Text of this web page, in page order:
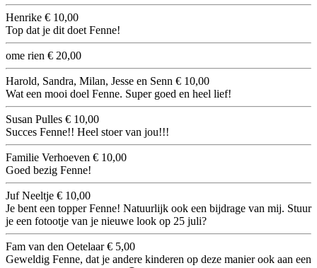
Henrike € 10,00
Top dat je dit doet Fenne!
ome rien € 20,00
Harold, Sandra, Milan, Jesse en Senn € 10,00
Wat een mooi doel Fenne. Super goed en heel lief!
Susan Pulles € 10,00
Succes Fenne!! Heel stoer van jou!!!
Familie Verhoeven € 10,00
Goed bezig Fenne!
Juf Neeltje € 10,00
Je bent een topper Fenne! Natuurlijk ook een bijdrage van mij. Stuur
je een fotootje van je nieuwe look op 25 juli?
Fam van den Oetelaar€ 5,00
Geweldig Fenne, dat je andere kinderen op deze manier ook aan een